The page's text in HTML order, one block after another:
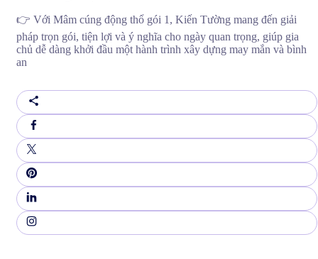
👉 Với Mâm cúng động thổ gói 1, Kiến Tường mang đến giải
pháp trọn gói, tiện lợi và ý nghĩa cho ngày quan trọng, giúp gia
chủ dễ dàng khởi đầu một hành trình xây dựng may mắn và bình
an